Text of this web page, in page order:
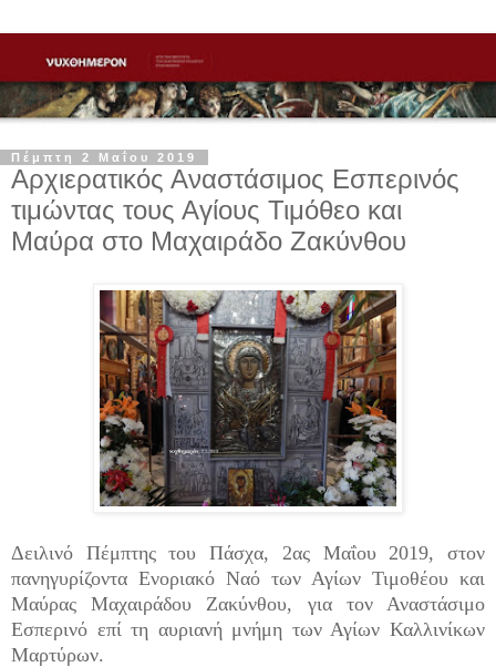
Πέμπτη 2 Μαΐου 2019
Αρχιερατικός Αναστάσιμος Εσπερινός
τιμώντας τους Αγίους Τιμόθεο και
Μαύρα στο Μαχαιράδο Ζακύνθου
Δειλινό Πέμπτης του Πάσχα, 2ας Μαΐου 2019, στον
πανηγυρίζοντα Ενοριακό Ναό των Αγίων Τιμοθέου και
Μαύρας Μαχαιράδου Ζακύνθου, για τον Αναστάσιμο
Εσπερινό επί τη αυριανή μνήμη των Αγίων Καλλινίκων
Μαρτύρων.